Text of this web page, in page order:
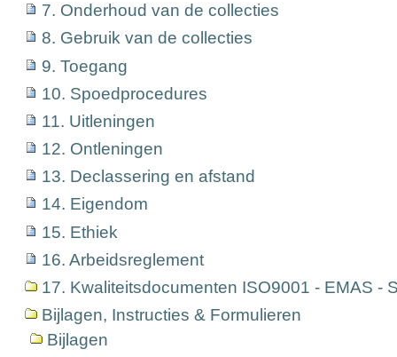
7. Onderhoud van de collecties
8. Gebruik van de collecties
9. Toegang
10. Spoedprocedures
11. Uitleningen
12. Ontleningen
13. Declassering en afstand
14. Eigendom
15. Ethiek
16. Arbeidsreglement
17. Kwaliteitsdocumenten ISO9001 - EMAS -
Bijlagen, Instructies & Formulieren
Bijlagen